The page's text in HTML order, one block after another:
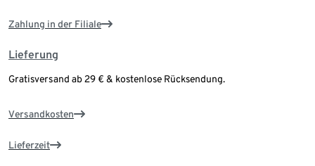
Zahlung in der Filiale
Lieferung
Gratisversand ab 29 € & kostenlose Rücksendung.
Versandkosten
Lieferzeit